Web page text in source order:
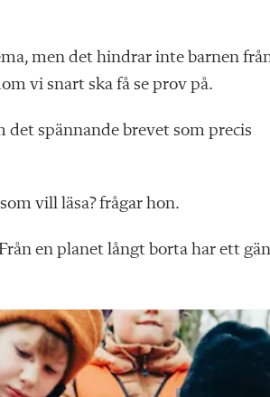
men det hindrar inte barnen
vi snart ska få se prov på.
det spännande brevet som precis
vill läsa? frågar hon.
Från en planet långt borta har ett